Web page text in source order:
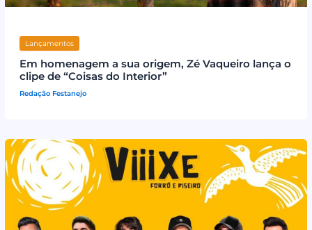
Lançamentos
Em homenagem a sua origem, Zé Vaqueiro lança o
clipe de “Coisas do Interior”
Redação Festanejo